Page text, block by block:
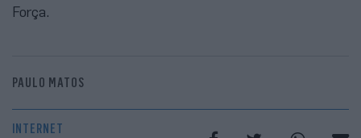
Força.
PAULO MATOS
INTERNET